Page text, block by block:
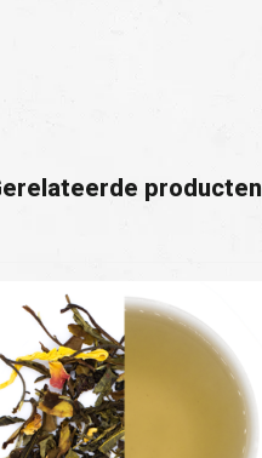
producten